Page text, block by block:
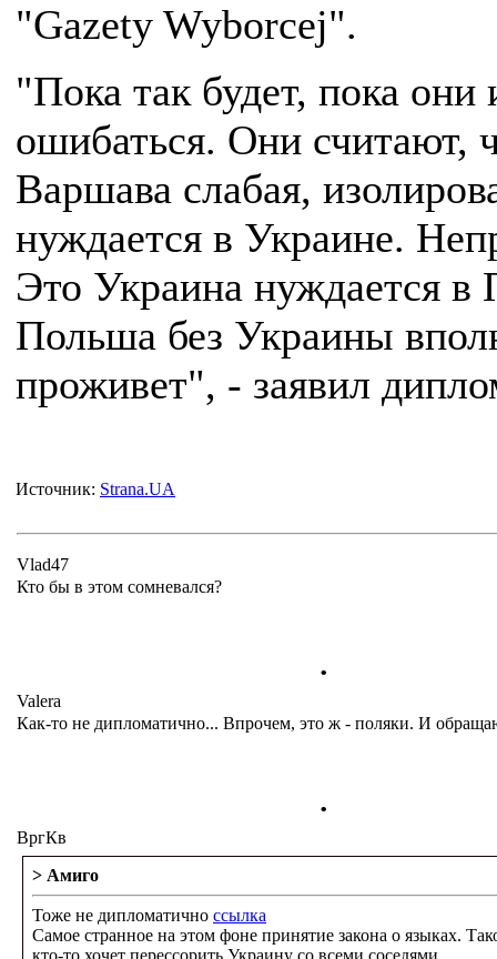
"Gazety Wyborcej".
"Пока так будет, пока они
ошибаться. Они считают,
Варшава слабая,
нуждается в Украине.
Это Украина нуждается в
Польша без Украины
проживет", - заявил
Источник: Strana.UA
Vlad47
Кто бы в этом сомневался?
.
Valera
Как-то не дипломатично... Впрочем, это ж - поляки. И
.
ВргКв
> Амиго
Тоже не дипломатично ссылка
Самое странное на этом фоне принятие закона о языках.
кто-то хочет перессорить Украину со всеми соседями.